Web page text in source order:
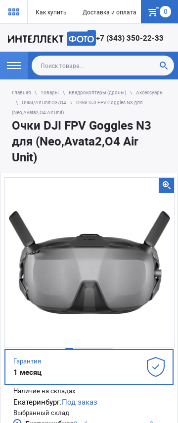
Как купить Доставка и оплата Гарантия
0
+7 (343) 350-22-33
Главная Товары Квадрокоптеры (дроны)
Аксессуары
Очки/Air Unit O3/O4
Очки DJI FPV Goggles N3 для
(Neo,Аvatа2,O4 Аir Unit)
Очки DJI FPV Goggles N3
для (Neo,Аvatа2,O4 Аir
Unit)
Гарантия
1 месяц
Наличие на складах
Екатеринбург:Под заказ
Выбранный склад